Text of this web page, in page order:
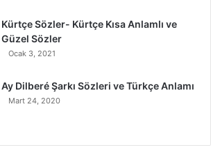
Kürtçe Sözler- Kürtçe Kısa Anlamlı ve
Güzel Sözler
Ocak 3, 2021
Ay Dilberé Şarkı Sözleri ve Türkçe Anlamı
Mart 24, 2020